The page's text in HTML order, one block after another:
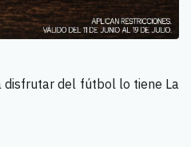
disfrutar del fútbol lo tiene La